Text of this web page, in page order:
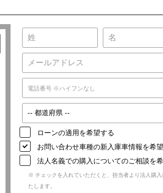
ローンの適用を希望する
お問い合わせ車種の新入庫車情報を希
法人名義での購入についてのご相談を
※ チェックを入れていただくと、担当者より法人購
たします。